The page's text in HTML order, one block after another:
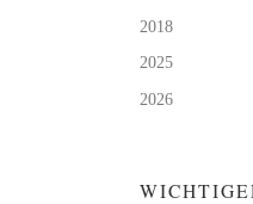
2018
2025
2026